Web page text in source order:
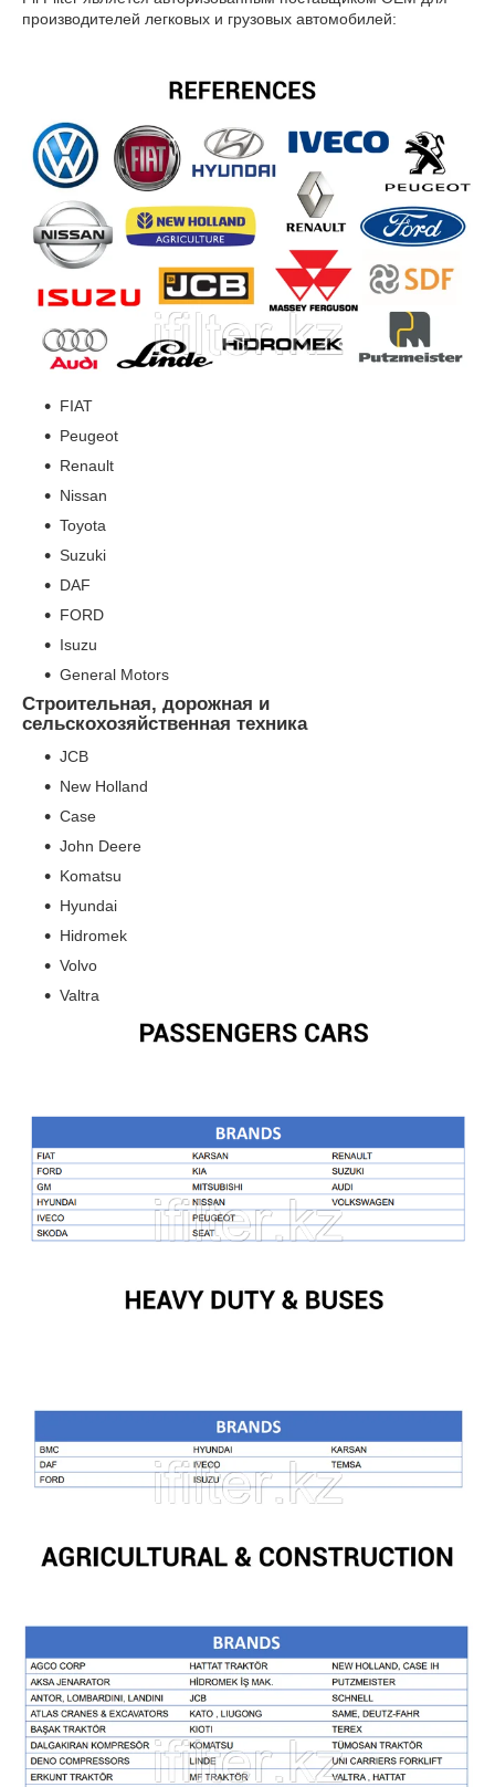
производителей легковых и грузовых автомобилей:
FIAT
Peugeot
Renault
Nissan
Toyota
Suzuki
DAF
FORD
Isuzu
General Motors
Строительная, дорожная и
сельскохозяйственная техника
JCB
New Holland
Case
John Deere
Komatsu
Hyundai
Hidromek
Volvo
Valtra